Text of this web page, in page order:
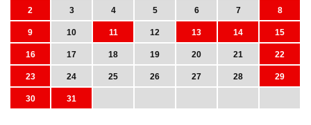
2
3 4 5 6 7
8
9
10 11 12 13 14
15
16
17 18 19 20 21
22
23
24 25 26 27 28
29
30
31